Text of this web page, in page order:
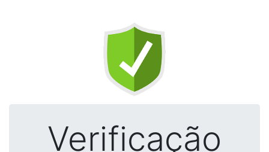
Verificação